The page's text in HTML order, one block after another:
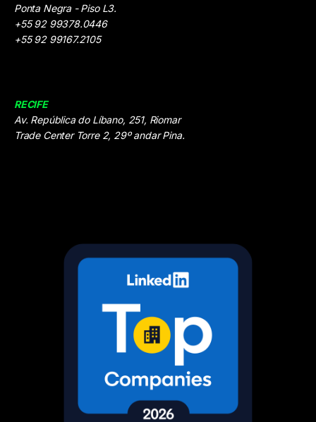
Ponta Negra - Piso L3.
+55 92 99378.0446
+55 92 99167.2105
RECIFE
Av. República do Líbano, 251, Riomar
Trade Center Torre 2, 29º andar Pina.